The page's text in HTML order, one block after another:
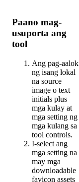
Paano mag-
usuporta ang
tool
Ang pag-aalok
ng isang lokal
na source
image o text
initials plus
mga kulay at
mga setting ng
mga kulang sa
tool controls.
I-select ang
mga setting na
may mga
downloadable
favicon assets